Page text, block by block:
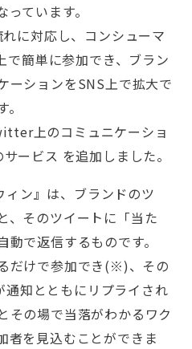
ています。
に対応し、コンシューマ
簡単に参加でき、ブラン
ーションをSNS上で拡大で
上のコミュニケーショ
ービス を追加しました。
ン』は、ブランドのツ
、そのツイートに「当た
で返信するものです。
だけで参加でき(※)、その
知とともにリプライされ
その場で当落がわかるワク
者を見込むことができま